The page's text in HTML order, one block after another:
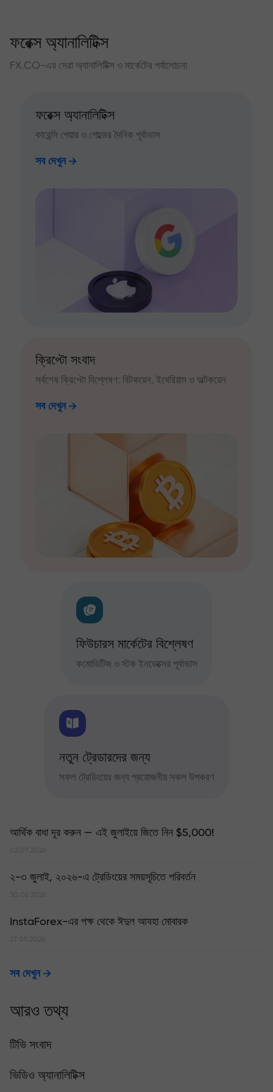
ফরেক্স অ্যানালিটিক্স
FX.CO-এর সেরা অ্যানালিটিক্স ও মার্কেটের পর্যালোচনা
ফরেক্স অ্যানালিটিক্স
কারেন্সি পেয়ার ও গোল্ডের দৈনিক পূর্বাভাস
সব দেখুন
ক্রিপ্টো সংবাদ
সর্বশেষ ক্রিপ্টো বিশ্লেষণ: বিটকয়েন, ইথেরিয়াম ও অল্টকয়েন
সব দেখুন
ফিউচারস মার্কেটের বিশ্লেষণ
কমোডিটিজ ও স্টক ইনডেক্সের পূর্বাভাস
নতুন ট্রেডারদের জন্য
সফল ট্রেডিংয়ের জন্য প্রয়োজনীয় সকল উপকরণ
আর্থিক বাধা দূর করুন — এই জুলাইয়ে জিতে নিন $5,000!
02.07.2026
২-৩ জুলাই, ২০২৬-এ ট্রেডিংয়ের সময়সূচিতে পরিবর্তন
30.06.2026
InstaForex-এর পক্ষ থেকে ঈদুল আযহা মোবারক
27.05.2026
সব দেখুন
আরও তথ্য
টিভি সংবাদ
ভিডিও অ্যানালিটিক্স